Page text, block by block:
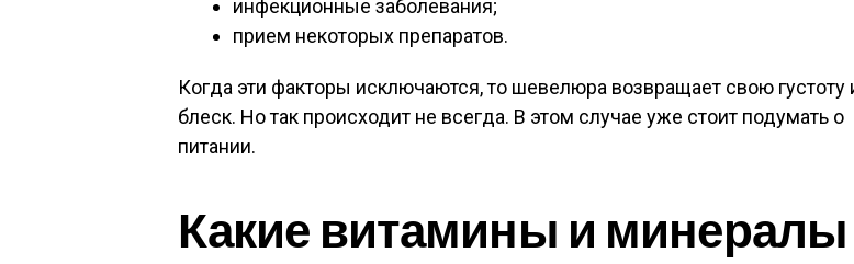
инфекционные заболевания;
прием некоторых препаратов.
Когда эти факторы исключаются, то шевелюра возвращает свою густоту
блеск. Но так происходит не всегда. В этом случае уже стоит подумать о
питании.
Какие витамины и минералы